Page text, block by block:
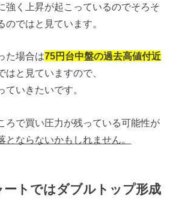
強く上昇が起こっているのでそろそ
のではと見ています。
た場合は75円台中盤の過去高値付近
はと見ていますので、
ていきたいです。
ろで買い圧力が残っている可能性が
とならないかもしれません。
ートではダブルトップ形成